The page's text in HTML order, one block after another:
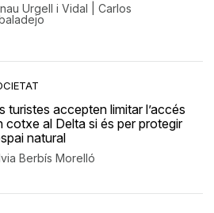
Urgell i Vidal | Carlos
turistes accepten limitar l’accés
cotxe al Delta si és per protegir
natural
Berbís Morelló